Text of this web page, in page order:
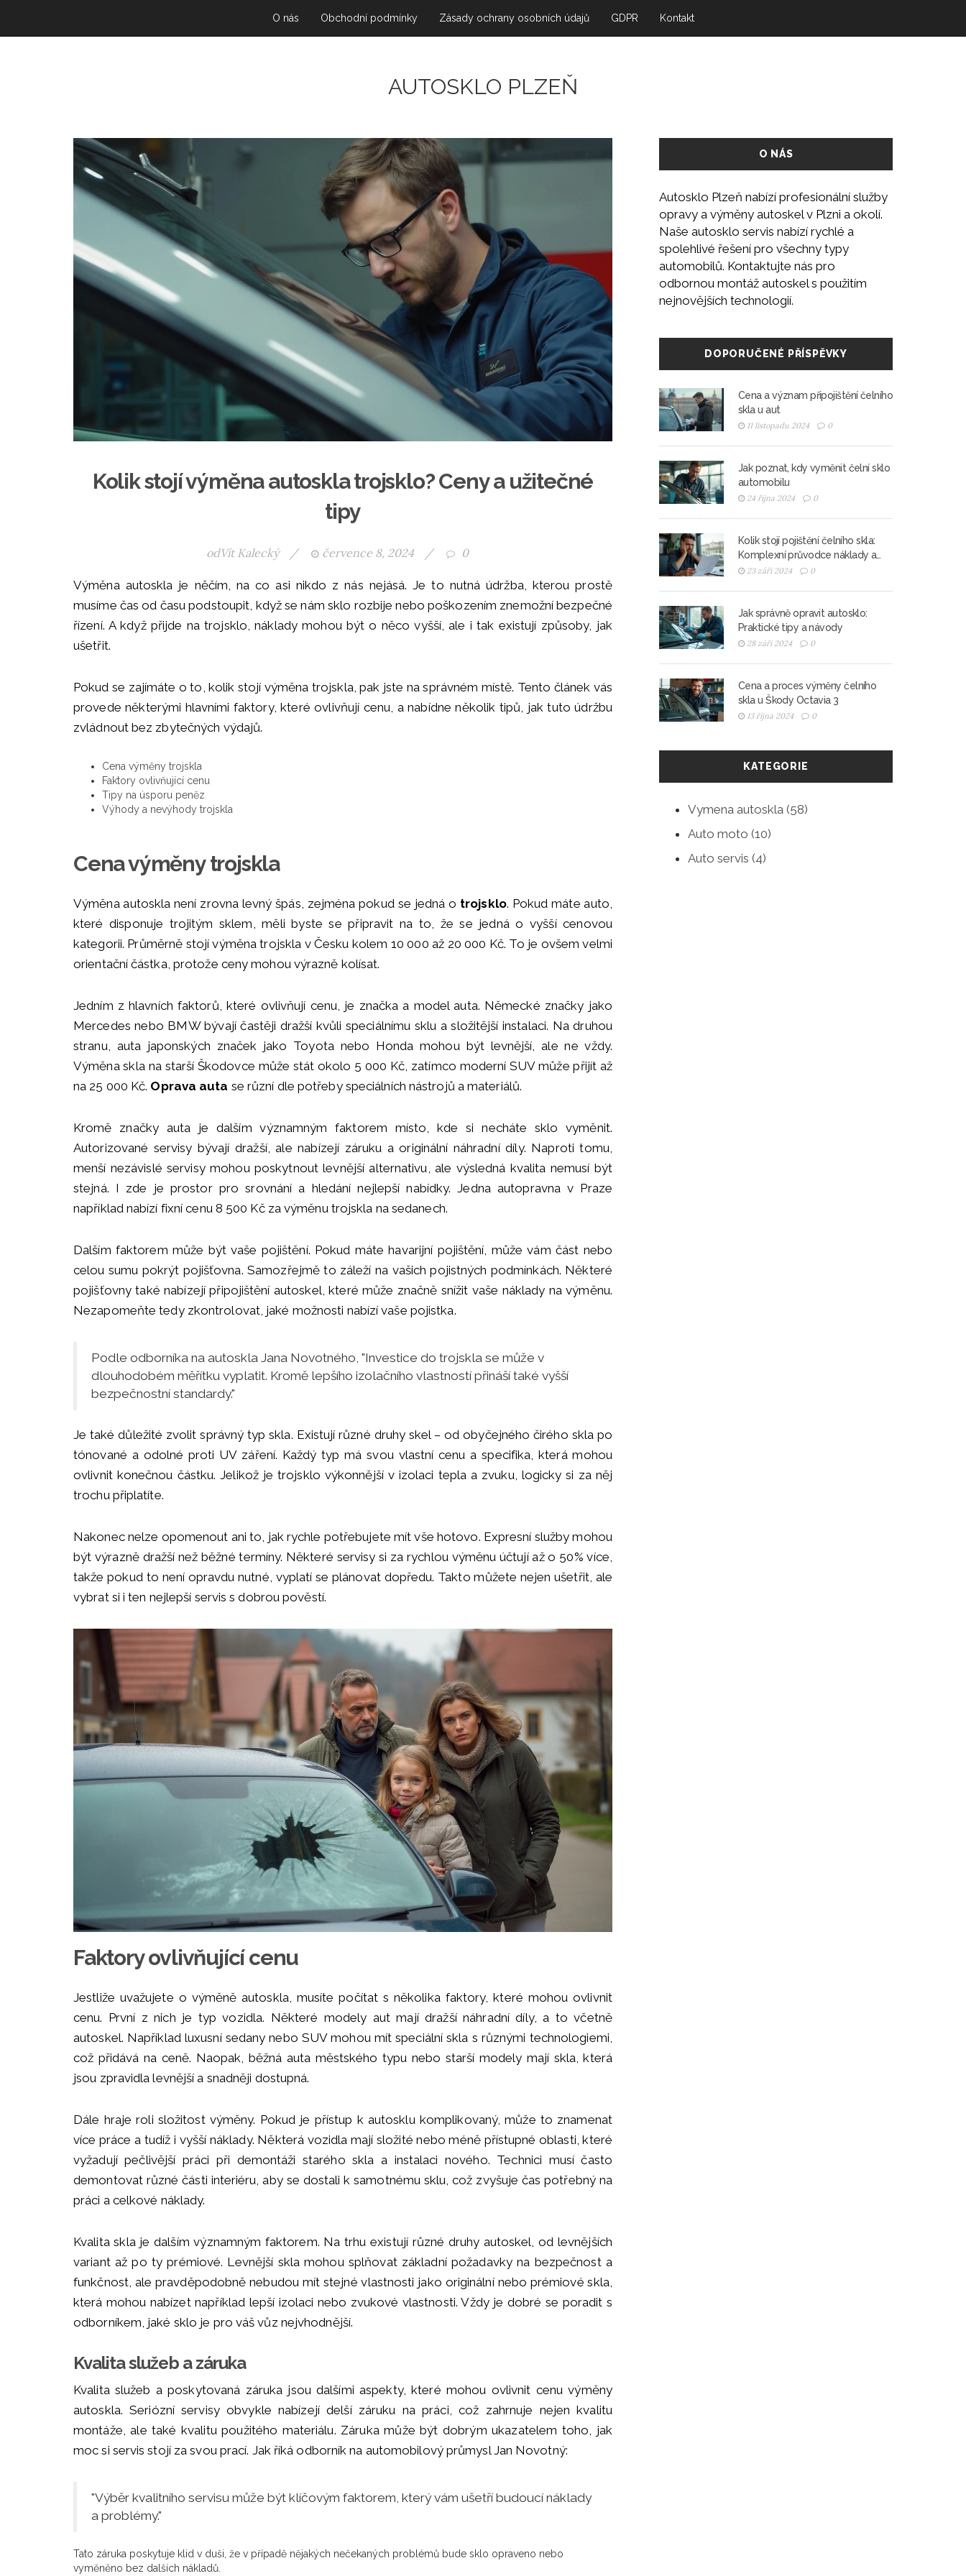
O nás Obchodní podmínky Zásady ochrany osobních údajů GDPR Kontakt
AUTOSKLO PLZEŇ
Kolik stojí výměna autoskla trojsklo? Ceny a užitečné
tipy
odVít Kalecký / července 8, 2024 / 0
Výměna autoskla je něčím, na co asi nikdo z nás nejásá. Je to nutná údržba, kterou prostě
musíme čas od času podstoupit, když se nám sklo rozbije nebo poškozením znemožní bezpečné
řízení. A když přijde na trojsklo, náklady mohou být o něco vyšší, ale i tak existují způsoby, jak
ušetřit.
Pokud se zajímáte o to, kolik stojí výměna trojskla, pak jste na správném místě. Tento článek vás
provede některými hlavními faktory, které ovlivňují cenu, a nabídne několik tipů, jak tuto údržbu
zvládnout bez zbytečných výdajů.
Cena výměny trojskla
Faktory ovlivňující cenu
Tipy na úsporu peněz
Výhody a nevýhody trojskla
Cena výměny trojskla
Výměna autoskla není zrovna levný špás, zejména pokud se jedná o trojsklo. Pokud máte auto,
které disponuje trojitým sklem, měli byste se připravit na to, že se jedná o vyšší cenovou
kategorii. Průměrně stojí výměna trojskla v Česku kolem 10 000 až 20 000 Kč. To je ovšem velmi
orientační částka, protože ceny mohou výrazně kolísat.
Jedním z hlavních faktorů, které ovlivňují cenu, je značka a model auta. Německé značky jako
Mercedes nebo BMW bývají častěji dražší kvůli speciálnímu sklu a složitější instalaci. Na druhou
stranu, auta japonských značek jako Toyota nebo Honda mohou být levnější, ale ne vždy.
Výměna skla na starší Škodovce může stát okolo 5 000 Kč, zatímco moderní SUV může přijít až
na 25 000 Kč. Oprava auta se různí dle potřeby speciálních nástrojů a materiálů.
Kromě značky auta je dalším významným faktorem místo, kde si necháte sklo vyměnit.
Autorizované servisy bývají dražší, ale nabízejí záruku a originální náhradní díly. Naproti tomu,
menší nezávislé servisy mohou poskytnout levnější alternativu, ale výsledná kvalita nemusí být
stejná. I zde je prostor pro srovnání a hledání nejlepší nabídky. Jedna autopravna v Praze
například nabízí fixní cenu 8 500 Kč za výměnu trojskla na sedanech.
Dalším faktorem může být vaše pojištění. Pokud máte havarijní pojištění, může vám část nebo
celou sumu pokrýt pojišťovna. Samozřejmě to záleží na vašich pojistných podmínkách. Některé
pojišťovny také nabízejí připojištění autoskel, které může značně snížit vaše náklady na výměnu.
Nezapomeňte tedy zkontrolovat, jaké možnosti nabízí vaše pojistka.
Podle odborníka na autoskla Jana Novotného, "Investice do trojskla se může v
dlouhodobém měřítku vyplatit. Kromě lepšího izolačního vlastností přináší také vyšší
bezpečnostní standardy."
Je také důležité zvolit správný typ skla. Existují různé druhy skel – od obyčejného čirého skla po
tónované a odolné proti UV záření. Každý typ má svou vlastní cenu a specifika, která mohou
ovlivnit konečnou částku. Jelikož je trojsklo výkonnější v izolaci tepla a zvuku, logicky si za něj
trochu připlatíte.
Nakonec nelze opomenout ani to, jak rychle potřebujete mít vše hotovo. Expresní služby mohou
být výrazně dražší než běžné termíny. Některé servisy si za rychlou výměnu účtují až o 50% více,
takže pokud to není opravdu nutné, vyplatí se plánovat dopředu. Takto můžete nejen ušetřit, ale
vybrat si i ten nejlepší servis s dobrou pověstí.
Faktory ovlivňující cenu
Jestliže uvažujete o výměně autoskla, musíte počítat s několika faktory, které mohou ovlivnit
cenu. První z nich je typ vozidla. Některé modely aut mají dražší náhradní díly, a to včetně
autoskel. Například luxusní sedany nebo SUV mohou mít speciální skla s různými technologiemi,
což přidává na ceně. Naopak, běžná auta městského typu nebo starší modely mají skla, která
jsou zpravidla levnější a snadněji dostupná.
Dále hraje roli složitost výměny. Pokud je přístup k autosklu komplikovaný, může to znamenat
více práce a tudíž i vyšší náklady. Některá vozidla mají složité nebo méně přístupné oblasti, které
vyžadují pečlivější práci při demontáži starého skla a instalaci nového. Technici musí často
demontovat různé části interiéru, aby se dostali k samotnému sklu, což zvyšuje čas potřebný na
práci a celkové náklady.
Kvalita skla je dalším významným faktorem. Na trhu existují různé druhy autoskel, od levnějších
variant až po ty prémiové. Levnější skla mohou splňovat základní požadavky na bezpečnost a
funkčnost, ale pravděpodobně nebudou mít stejné vlastnosti jako originální nebo prémiové skla,
která mohou nabízet například lepší izolaci nebo zvukové vlastnosti. Vždy je dobré se poradit s
odborníkem, jaké sklo je pro váš vůz nejvhodnější.
Kvalita služeb a záruka
Kvalita služeb a poskytovaná záruka jsou dalšími aspekty, které mohou ovlivnit cenu výměny
autoskla. Seriózní servisy obvykle nabízejí delší záruku na práci, což zahrnuje nejen kvalitu
montáže, ale také kvalitu použitého materiálu. Záruka může být dobrým ukazatelem toho, jak
moc si servis stojí za svou prací. Jak říká odborník na automobilový průmysl Jan Novotný:
"Výběr kvalitního servisu může být klíčovým faktorem, který vám ušetří budoucí náklady
a problémy."
Tato záruka poskytuje klid v duši, že v případě nějakých nečekaných problémů bude sklo opraveno nebo
vyměněno bez dalších nákladů.
O NÁS
Autosklo Plzeň nabízí profesionální služby
opravy a výměny autoskel v Plzni a okolí.
Naše autosklo servis nabízí rychlé a
spolehlivé řešení pro všechny typy
automobilů. Kontaktujte nás pro
odbornou montáž autoskel s použitím
nejnovějších technologií.
DOPORUČENÉ PŘÍSPĚVKY
Cena a význam připojištění čelního
skla u aut
11 listopadu 2024 0
Jak poznat, kdy vyměnit čelní sklo
automobilu
24 října 2024 0
Kolik stojí pojištění čelního skla:
Komplexní průvodce náklady a
možnostmi
23 září 2024 0
Jak správně opravit autosklo:
Praktické tipy a návody
28 září 2024 0
Cena a proces výměny čelního
skla u Škody Octavia 3
13 října 2024 0
KATEGORIE
Vymena autoskla (58)
Auto moto (10)
Auto servis (4)